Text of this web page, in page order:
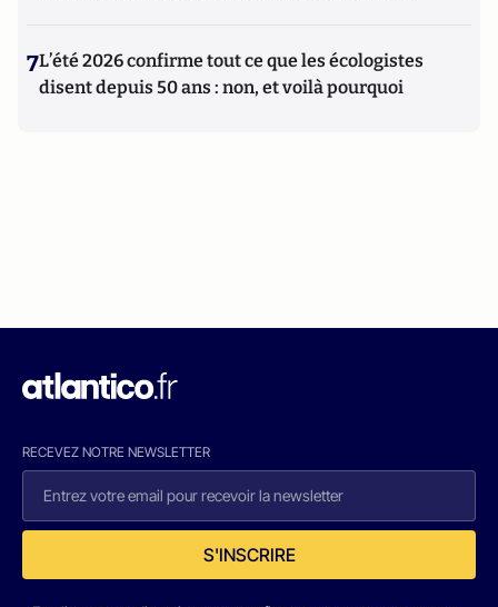
7L’été 2026 confirme tout ce que les écologistes
disent depuis 50 ans : non, et voilà pourquoi
RECEVEZ NOTRE NEWSLETTER
S'INSCRIRE